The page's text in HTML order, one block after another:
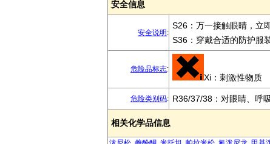
安全信息
安全说明 :
S26：万一接触眼睛，立
S36：穿戴合适的防护服装
危险品标志:
Xi：刺激性物质
危险类别码: R36/37/38：对眼睛、呼
相关化学品信息